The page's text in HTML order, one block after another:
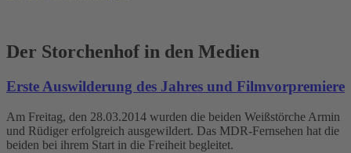
Der Storchenhof in den Medien
Erste Auswilderung des Jahres und Filmvorpremiere
Am Freitag, den 28.03.2014 wurden die beiden Weißstörche Armin
und Rüdiger erfolgreich ausgewildert. Das MDR-Fernsehen hat die
beiden bei ihrem Start in die Freiheit begleitet.